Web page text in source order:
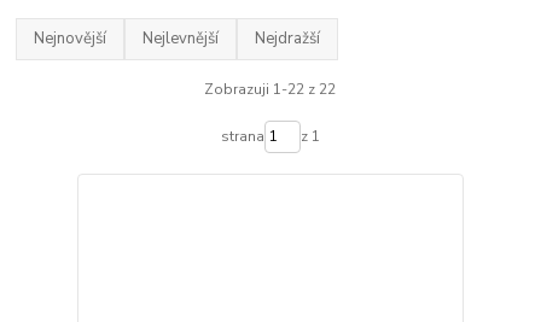
Nejnovější Nejlevnější Nejdražší
Zobrazuji 1-22 z 22
strana z 1